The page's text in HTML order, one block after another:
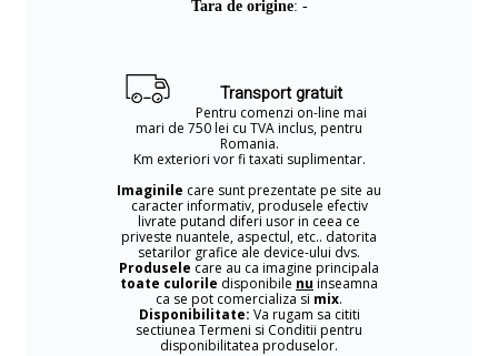
Tara de origine: -
Transport gratuit
Pentru comenzi on-line mai
mari de 750 lei cu TVA inclus, pentru
Romania.
Km exteriori vor fi taxati suplimentar.
Imaginile care sunt prezentate pe site au
caracter informativ, produsele efectiv
livrate putand diferi usor in ceea ce
priveste nuantele, aspectul, etc.. datorita
setarilor grafice ale device-ului dvs.
Produsele care au ca imagine principala
toate culorile disponibile nu inseamna
ca se pot comercializa si mix.
Disponibilitate: Va rugam sa cititi
sectiunea Termeni si Conditii pentru
disponibilitatea produselor.